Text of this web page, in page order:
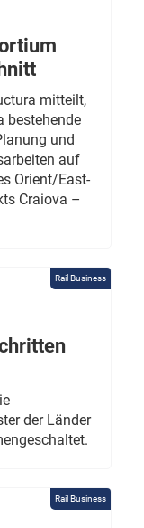
mitteilt,
bestehende
und
auf
Orient/East-
Craiova –
Rail Business
der Länder
Rail Business